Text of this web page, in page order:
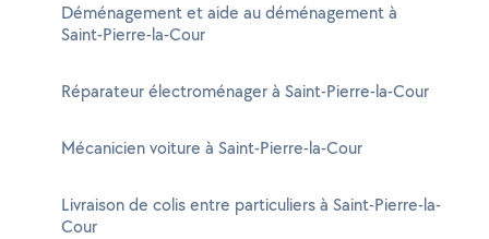
Déménagement et aide au déménagement à
Saint-Pierre-la-Cour
Réparateur électroménager à Saint-Pierre-la-Cour
Mécanicien voiture à Saint-Pierre-la-Cour
Livraison de colis entre particuliers à Saint-Pierre-la-
Cour